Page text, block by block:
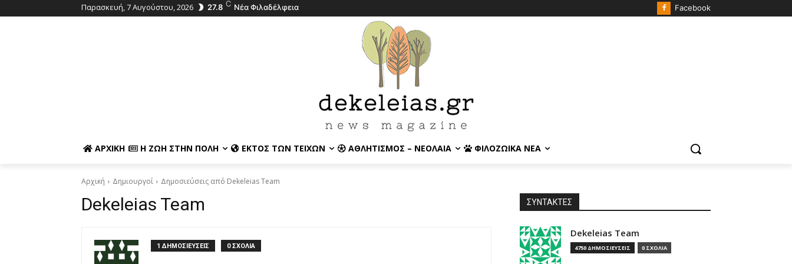
Παρασκευή, 7 Αυγούστου, 2026 27.8 C Νέα Φιλαδέλφεια Facebook
ΑΡΧΙΚΉ Η ΖΩΉ ΣΤΗΝ ΠΌΛΗ ΕΚΤΌΣ ΤΩΝ ΤΕΙΧΏΝ ΑΘΛΗΤΙΣΜΌΣ – ΝΕΟΛΑΊΑ ΦΙΛΟΖΩΙΚΆ ΝΈΑ
Αρχική Δημιουργοί Δημοσιεύσεις από Dekeleias Team
Dekeleias Team
1 ΔΗΜΟΣΙΕΥΣΕΙΣ 0 ΣΧΟΛΙΑ
ΣΥΝΤΑΚΤΕΣ
Dekeleias Team
4750 ΔΗΜΟΣΙΕΥΣΕΙΣ 0 ΣΧΟΛΙΑ